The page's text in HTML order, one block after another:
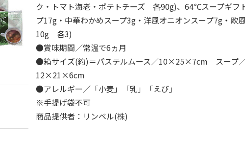
ク・トマト海老・ポテトチーズ 各90g)、64℃スープギフ
プ17g・中華わかめスープ3g・洋風オニオンスープ7g・欧
10g 各3)
●賞味期間／常温で6ヵ月
●箱サイズ(約)＝パステルムース／10×25×7cm スープ
12×21×6cm
●アレルギー／「小麦」「乳」「えび」
※手提げ袋不可
商品提供者：リンベル(株)